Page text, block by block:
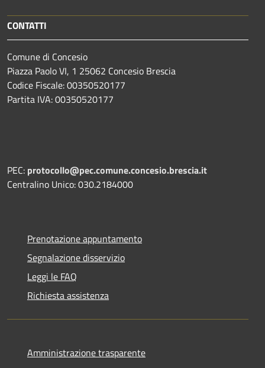
CONTATTI
Comune di Concesio
Piazza Paolo VI, 1 25062 Concesio Brescia
Codice Fiscale: 00350520177
Partita IVA: 00350520177
PEC: protocollo@pec.comune.concesio.brescia.it
Centralino Unico: 030.2184000
Prenotazione appuntamento
Segnalazione disservizio
Leggi le FAQ
Richiesta assistenza
Amministrazione trasparente